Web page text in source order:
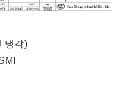
냉각)